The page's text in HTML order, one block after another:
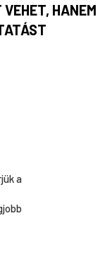
HANEM
a